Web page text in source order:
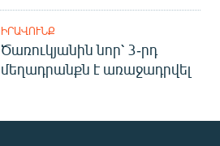
ԻՐԱՎՈՒՆՔ
Ծառուկյանին նոր՝ 3-րդ
մեղադրանքն է առաջադրվել